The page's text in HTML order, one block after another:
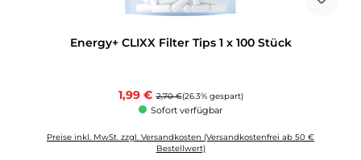
Energy+ CLIXX Filter Tips 1 x 100 Stück
Verkaufspreis:
1,99 € Regulärer Preis:
2,70 €(26.3% gespart)
Sofort verfügbar
Preise inkl. MwSt. zzgl. Versandkosten (Versandkostenfrei ab 50 €
Bestellwert)